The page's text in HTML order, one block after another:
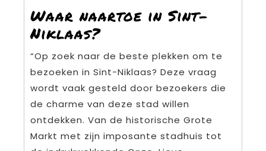
Waar naartoe in Sint-
Niklaas?
“Op zoek naar de beste plekken om te
bezoeken in Sint-Niklaas? Deze vraag
wordt vaak gesteld door bezoekers die
de charme van deze stad willen
ontdekken. Van de historische Grote
Markt met zijn imposante stadhuis tot